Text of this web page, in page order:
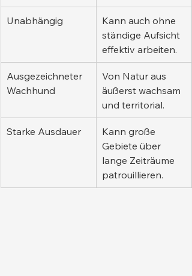
Unabhängig
Kann auch ohne
ständige Aufsicht
effektiv arbeiten.
Ausgezeichneter
Wachhund
Von Natur aus
äußerst wachsam
und territorial.
Starke Ausdauer
Kann große
Gebiete über
lange Zeiträume
patrouillieren.